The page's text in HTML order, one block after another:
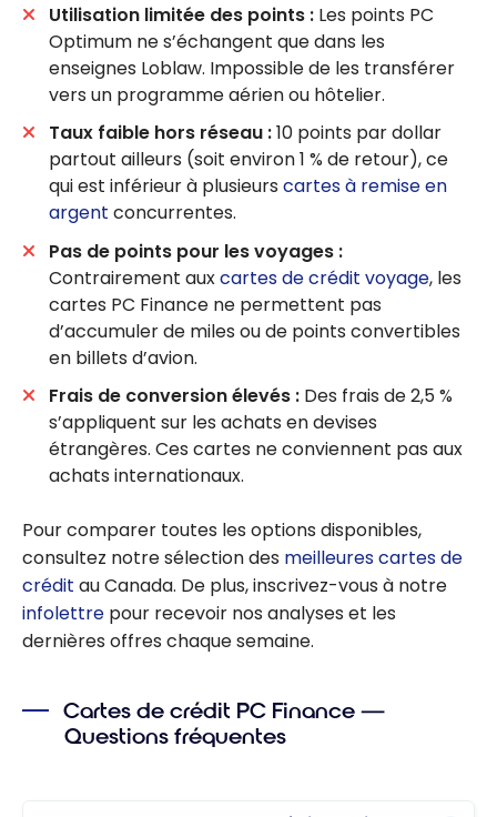
Utilisation limitée des points : Les points PC
Optimum ne s’échangent que dans les
enseignes Loblaw. Impossible de les transférer
vers un programme aérien ou hôtelier.
Taux faible hors réseau :10 points par dollar
partout ailleurs (soit environ 1 % de retour), ce
qui est inférieur à plusieurs cartes à remise en
argent concurrentes.
Pas de points pour les voyages :
Contrairement auxcartes de crédit voyage, les
cartes PC Finance ne permettent pas
d’accumuler de miles ou de points convertibles
en billets d’avion.
Frais de conversion élevés : Des frais de 2,5 %
s’appliquent sur les achats en devises
étrangères. Ces cartes ne conviennent pas aux
achats internationaux.
Pour comparer toutes les options disponibles,
consultez notre sélection des meilleures cartes de
crédit au Canada. De plus, inscrivez-vous à notre
infolettre pour recevoir nos analyses et les
dernières offres chaque semaine.
Cartes de crédit PC Finance —
Questions fréquentes